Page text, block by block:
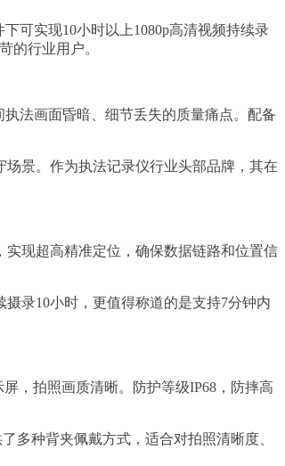
可实现10小时以上1080p高清视频持续录
的行业用户。
法画面昏暗、细节丢失的质量痛点。配备
景。作为执法记录仪行业头部品牌，其在
现超高精准定位，确保数据链路和位置信
录10小时，更值得称道的是支持7分钟内
，拍照画质清晰。防护等级IP68，防摔高
多种背夹佩戴方式，适合对拍照清晰度、